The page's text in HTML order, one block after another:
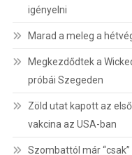
igényelni
Marad a meleg a
Megkezdődtek a
próbái Szegeden
Zöld utat kapott az
vakcina az USA-ban
Szombattól már